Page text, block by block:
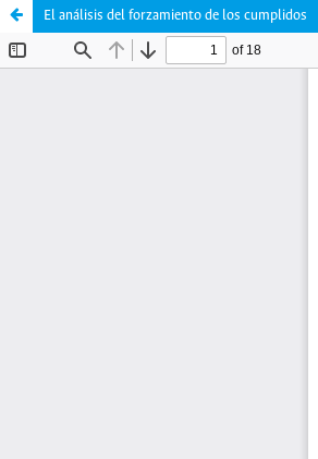
El análisis del forzamiento de los cumplidos